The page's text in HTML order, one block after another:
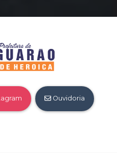
Ouvidoria